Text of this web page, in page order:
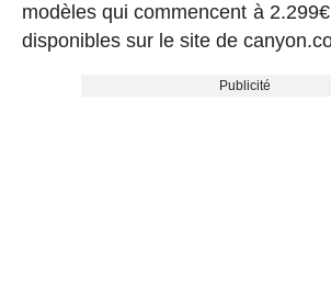
modèles qui commencent à
disponibles sur le site de
Publicité